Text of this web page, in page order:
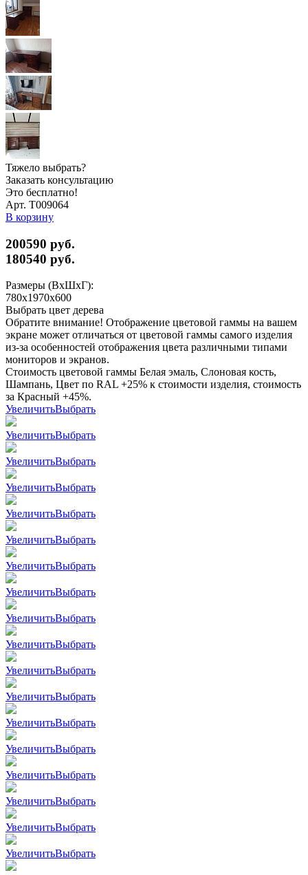
Тяжело выбрать?
Заказать консультацию
Это бесплатно!
Арт. Т009064
В корзину
200590 руб.
180540 руб.
Размеры (ВхШхГ):
780x1970x600
Выбрать цвет дерева
Обратите внимание! Отображение цветовой гаммы на вашем
экране может отличаться от цветовой гаммы самого изделия
из-за особенностей отображения цвета различными типами
мониторов и экранов.
Стоимость цветовой гаммы Белая эмаль, Слоновая кость,
Шампань, Цвет по RAL +25% к стоимости изделия, стоимость
за Красный +45%.
УвеличитьВыбрать
УвеличитьВыбрать
УвеличитьВыбрать
УвеличитьВыбрать
УвеличитьВыбрать
УвеличитьВыбрать
УвеличитьВыбрать
УвеличитьВыбрать
УвеличитьВыбрать
УвеличитьВыбрать
УвеличитьВыбрать
УвеличитьВыбрать
УвеличитьВыбрать
УвеличитьВыбрать
УвеличитьВыбрать
УвеличитьВыбрать
УвеличитьВыбрать
УвеличитьВыбрать